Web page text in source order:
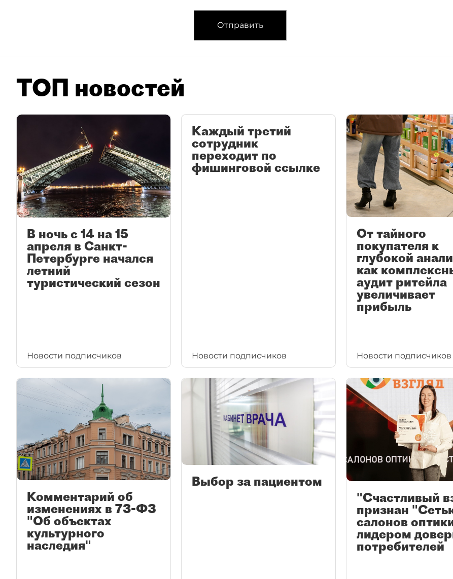
Отправить
ТОП новостей
В ночь с 14 на 15
апреля в Санкт-
Петербурге начался
летний
туристический сезон
Новости подписчиков
Каждый третий
сотрудник
переходит по
фишинговой ссылке
Новости подписчиков
От тайного
покупателя к
глубокой
как
аудит ритейла
увеличивает
прибыль
Новости подписчиков
Комментарий об
изменениях в 73-ФЗ
"Об объектах
культурного
наследия"
Выбор за пациентом
"Счастливый
признан
салонов
лидером
потребителей